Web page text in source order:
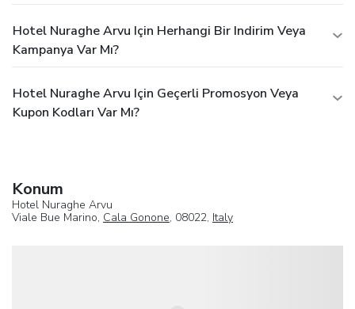
Hotel Nuraghe Arvu Için Herhangi Bir Indirim Veya
Kampanya Var Mı?
Hotel Nuraghe Arvu Için Geçerli Promosyon Veya
Kupon Kodları Var Mı?
Konum
Hotel Nuraghe Arvu
Viale Bue Marino, Cala Gonone, 08022, Italy